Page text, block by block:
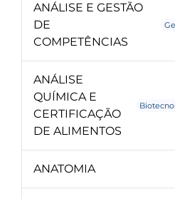
ANÁLISE E GESTÃO
DE
COMPETÊNCIAS
ANÁLISE
QUÍMICA E
CERTIFICAÇÃO
DE ALIMENTOS
ANATOMIA